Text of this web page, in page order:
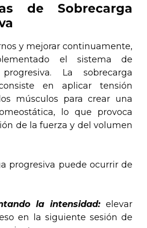
de Sobrecarga
y mejorar continuamente,
el sistema de
La sobrecarga
en aplicar tensión
músculos para crear una
lo que provoca
de la fuerza y del volumen
progresiva puede ocurrir de
la intensidad:elevar
en la siguiente sesión de